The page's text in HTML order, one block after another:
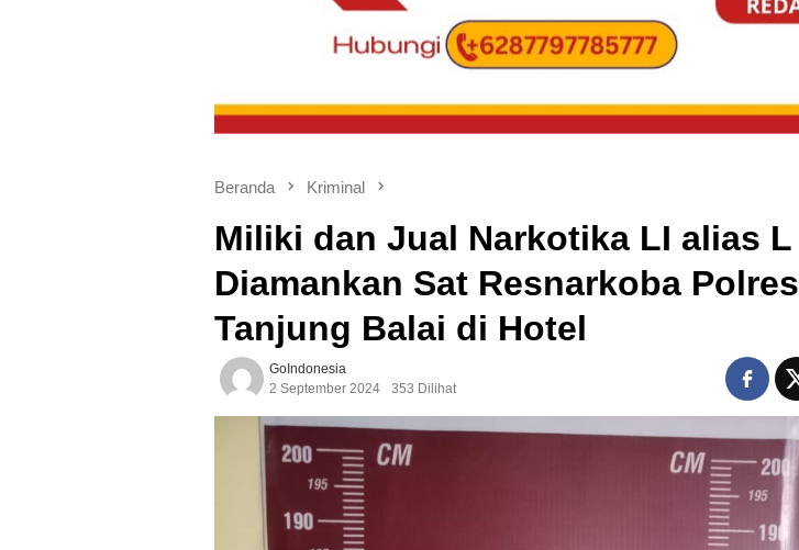
Beranda Kriminal
Miliki dan Jual Narkotika LI alias L
Diamankan Sat Resnarkoba Polres
Tanjung Balai di Hotel
GoIndonesia
2 September 2024
353 Dilihat